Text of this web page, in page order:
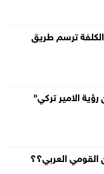
الكلفة ترسم طريق
"الحرب في الخليج" ... بين رؤية الامير تركي